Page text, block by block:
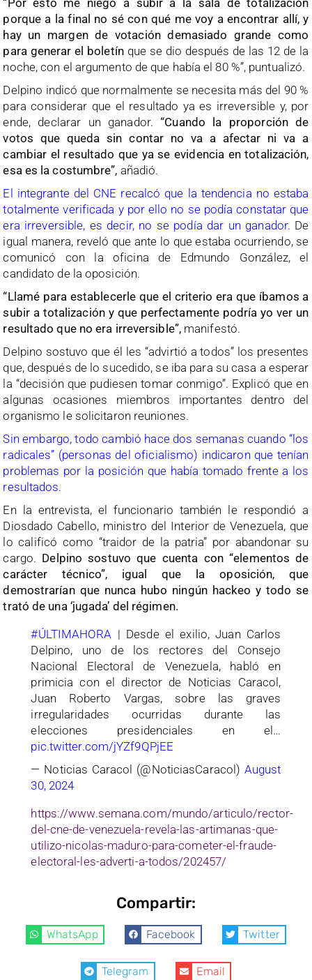
porque a la final no sé con qué me voy a encontrar allí, y
hay un margen de votación demasiado grande como
para generar el boletínque se dio después de las 12 de la
noche, con el argumento de que había el 80 %”, puntualizó.
Delpino indicó que normalmente se necesita más del 90 %
para considerar que el resultado ya es irreversible y, por
ende, declarar un ganador.“Cuando la proporción de
votos que queda sin contar no va a afectar ni va a
cambiar el resultado que ya se evidencia en totalización,
esa es la costumbre”, añadió.
El integrante del CNE recalcó que la tendencia no estaba
totalmente verificada y por ello no se podía constatar que
era irreversible, es decir, no se podía dar un ganador. De
igual manera, reveló que ante lo que estaba ocurriendo, se
comunicó con la oficina de Edmundo González, el
candidato de la oposición.
“Llamé para establecerle que el criterio era que íbamos a
subir a totalización y que perfectamente podría yo ver un
resultado que no era irreversible”, manifestó.
Delpino sostuvo que él les “advirtió a todos” los presentes
que, después de lo sucedido, se iba para su casa a esperar
la “decisión que pudiesen tomar conmigo”. Explicó que en
algunas ocasiones miembros importantes dentro del
organismo le solicitaron reuniones.
Sin embargo, todo cambió hace dos semanas cuando “los
radicales” (personas del oficialismo) indicaron que tenían
problemas por la posición que había tomado frente a los
resultados.
En la entrevista, el funcionario también le respondió a
Diosdado Cabello, ministro del Interior de Venezuela, que
lo calificó como “traidor de la patria” por abandonar su
cargo. Delpino sostuvo que cuenta con “elementos de
carácter técnico”, igual que la oposición, que
demostrarían que nunca hubo ningún hackeo y todo se
trató de una ‘jugada’ del régimen.
#ÚLTIMAHORA | Desde el exilio, Juan Carlos
Delpino, uno de los rectores del Consejo
Nacional Electoral de Venezuela, habló en
primicia con el director de Noticias Caracol,
Juan Roberto Vargas, sobre las graves
irregularidades ocurridas durante las
elecciones presidenciales en el…
pic.twitter.com/jYZf9QPjEE
— Noticias Caracol (@NoticiasCaracol) August
30, 2024
https://www.semana.com/mundo/articulo/rector-
del-cne-de-venezuela-revela-las-artimanas-que-
utilizo-nicolas-maduro-para-cometer-el-fraude-
electoral-les-adverti-a-todos/202457/
Compartir:
WhatsApp Facebook Twitter
Telegram Email